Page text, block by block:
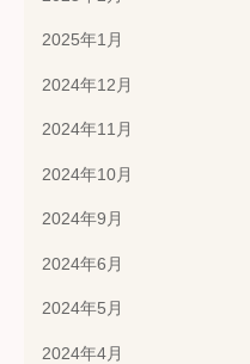
2025年1月
2024年12月
2024年11月
2024年10月
2024年9月
2024年6月
2024年5月
2024年4月